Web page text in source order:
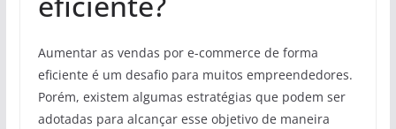
Aumentar as vendas por e-commerce de forma
eficiente é um desafio para muitos empreendedores.
Porém, existem algumas estratégias que podem ser
adotadas para alcançar esse objetivo de maneira